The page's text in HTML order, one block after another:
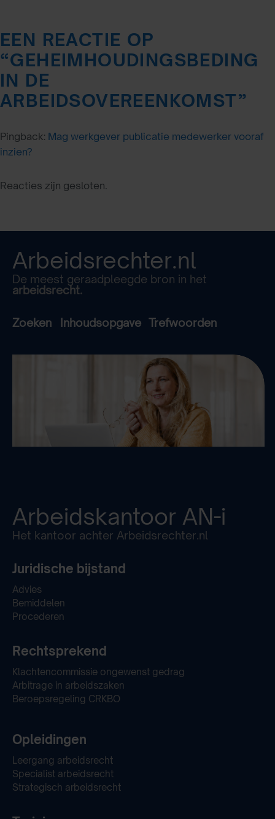
EEN REACTIE OP
“GEHEIMHOUDINGSBEDING
IN DE
ARBEIDSOVEREENKOMST”
Pingback: Mag werkgever publicatie medewerker vooraf
inzien?
Reacties zijn gesloten.
Arbeidsrechter.nl
De meest geraadpleegde bron in het
arbeidsrecht.
Zoeken Inhoudsopgave Trefwoorden
Arbeidskantoor AN-i
Het kantoor achter Arbeidsrechter.nl
Juridische bijstand
Advies
Bemiddelen
Procederen
Rechtsprekend
Klachtencommissie ongewenst gedrag
Arbitrage in arbeidszaken
Beroepsregeling CRKBO
Opleidingen
Leergang arbeidsrecht
Specialist arbeidsrecht
Strategisch arbeidsrecht